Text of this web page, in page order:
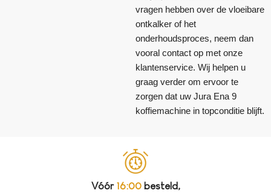
vragen hebben over de vloeibare
ontkalker of het
onderhoudsproces, neem dan
vooral contact op met onze
klantenservice. Wij helpen u
graag verder om ervoor te
zorgen dat uw Jura Ena 9
koffiemachine in topconditie blijft.
Vóór 16:00besteld,